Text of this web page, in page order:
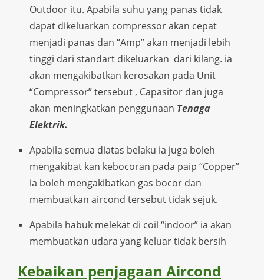
Outdoor itu. Apabila suhu yang panas tidak
dapat dikeluarkan compressor akan cepat
menjadi panas dan “Amp” akan menjadi lebih
tinggi dari standart dikeluarkan dari kilang. ia
akan mengakibatkan kerosakan pada Unit
“Compressor” tersebut , Capasitor dan juga
akan meningkatkan penggunaan Tenaga
Elektrik.
Apabila semua diatas belaku ia juga boleh
mengakibat kan kebocoran pada paip “Copper”
ia boleh mengakibatkan gas bocor dan
membuatkan aircond tersebut tidak sejuk.
Apabila habuk melekat di coil “indoor” ia akan
membuatkan udara yang keluar tidak bersih
Kebaikan penjagaan Aircond